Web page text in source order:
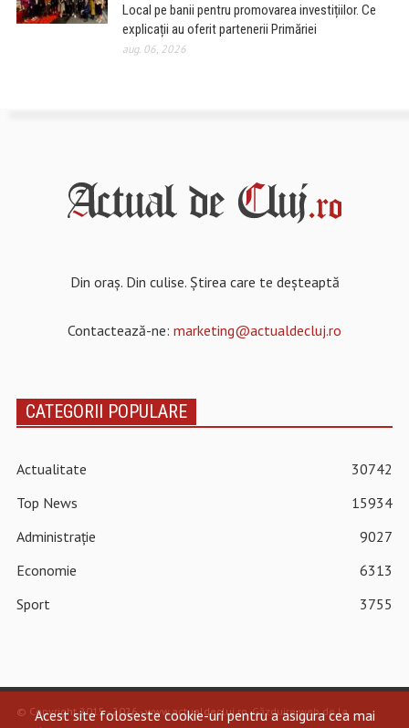
Local pe banii pentru promovarea investițiilor. Ce
explicații au oferit partenerii Primăriei
aug. 06, 2026
Din oraș. Din culise. Știrea care te deșteaptă
Contactează-ne: marketing@actualdecluj.ro
CATEGORII POPULARE
Actualitate
30742
Top News
15934
Administrație
9027
Economie
6313
Sport
3755
© Copyright 2015 - 2026 - www.actualdecluj.ro.Găzduire web de la
Acest site foloseste cookie-uri pentru a asigura cea mai